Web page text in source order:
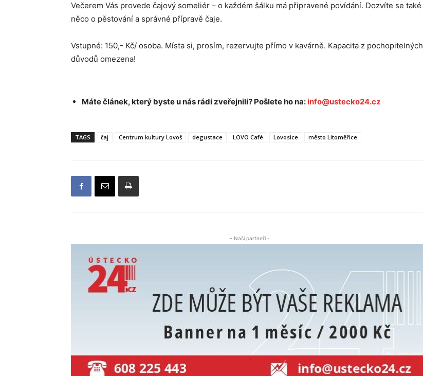
Večerem Vás provede čajový someliér – o každém šálku má připravené povídání. Dozvíte se také
něco o pěstování a správné přípravě čaje.
Vstupné: 150,- Kč/ osoba. Místa si, prosím, rezervujte přímo v kavárně. Kapacita z pochopitelných
důvodů omezena!
Máte článek, který byste u nás rádi zveřejnili? Pošlete ho na: info@ustecko24.cz
TAGS čaj Centrum kultury Lovoš degustace LOVO Café Lovosice město Litoměřice
- Naši partneři -